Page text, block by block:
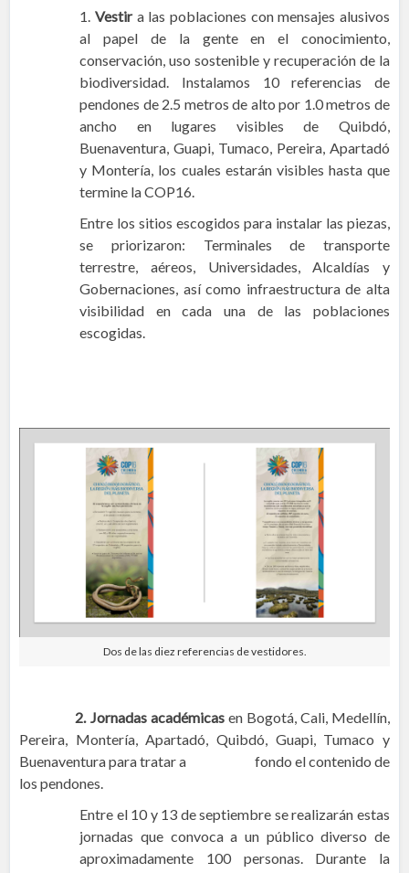
1. Vestira las poblaciones con mensajes alusivos
al papel de la gente en el conocimiento,
conservación, uso sostenible y recuperación de la
biodiversidad. Instalamos 10 referencias de
pendones de 2.5 metros de alto por 1.0 metros de
ancho en lugares visibles de Quibdó,
Buenaventura, Guapi, Tumaco, Pereira, Apartadó
y Montería, los cuales estarán visibles hasta que
termine la COP16.
Entre los sitios escogidos para instalar las piezas,
se priorizaron: Terminales de transporte
terrestre, aéreos, Universidades, Alcaldías y
Gobernaciones, así como infraestructura de alta
visibilidad en cada una de las poblaciones
escogidas.
Dos de las diez referencias de vestidores.
2. Jornadas académicasen Bogotá, Cali, Medellín,
Pereira, Montería, Apartadó, Quibdó, Guapi, Tumaco y
Buenaventura para tratar a fondo el contenido de
los pendones.
Entre el 10 y 13 de septiembre se realizarán estas
jornadas que convoca a un público diverso de
aproximadamente 100 personas. Durante la